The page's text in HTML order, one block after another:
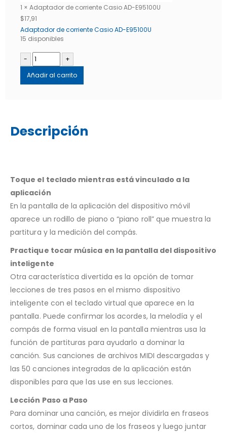
1 × Adaptador de corriente Casio AD-E95100U
$17,91
Adaptador de corriente Casio AD-E95100U
15 disponibles
-
+
Añadir al carrito
Descripción
Toque el teclado mientras está vinculado a la
aplicación
En la pantalla de la aplicación del dispositivo móvil
aparece un rodillo de piano o “piano roll” que muestra la
partitura y la medición del compás.
Practique tocar música en la pantalla del dispositivo
inteligente
Otra característica divertida es la opción de tomar
lecciones de tres pasos en el mismo dispositivo
inteligente con el teclado virtual que aparece en la
pantalla. Puede confirmar los acordes, la melodía y el
compás de forma visual en la pantalla mientras usa la
función de partituras para ayudarlo a dominar la
canción. Sus canciones de archivos MIDI descargadas y
las 50 canciones integradas de la aplicación están
disponibles para que las use en sus lecciones.
Lección Paso a Paso
Para dominar una canción, es mejor dividirla en fraseos
cortos, dominar cada uno de los fraseos y luego juntar